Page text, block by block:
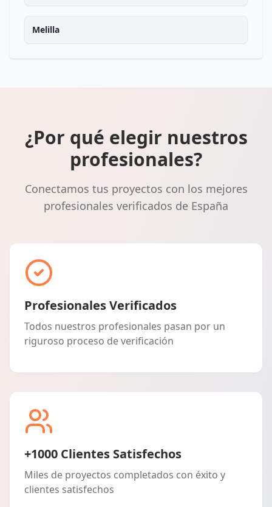
Melilla
¿Por qué elegir nuestros
profesionales?
Conectamos tus proyectos con los mejores
profesionales verificados de España
Profesionales Verificados
Todos nuestros profesionales pasan por un
riguroso proceso de verificación
+1000 Clientes Satisfechos
Miles de proyectos completados con éxito y
clientes satisfechos